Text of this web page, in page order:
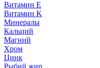
Витамин E
Витамин K
Минералы
Кальций
Магний
Хром
Цинк
Рыбий жир